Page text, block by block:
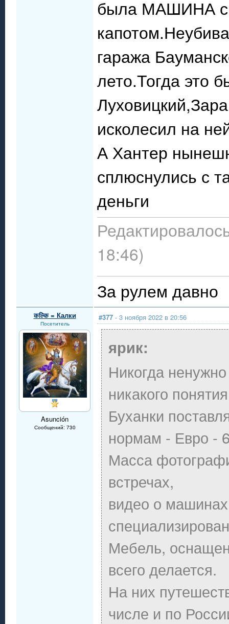
была МАШИНА с
гаража
лето.Тогда это
исколесил на
А Хантер
сплюснулись с
деньги
18:46)
За рулем давно
कल्कि = Калки
Посетитель
Asunción
Сообщений: 730
#377 - 3 ноября 2022 в 20:56
ярик:
Никогда
никакого
Буханки
нормам - Евро -
Масса
встречах,
видео о
Мебель,
всего делается.
На них
числе и по